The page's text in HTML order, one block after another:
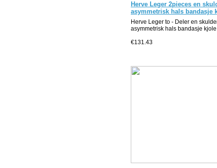
Herve Leger 2pieces en
asymmetrisk hals bandasje
Herve Leger to - Deler en
asymmetrisk hals bandasje kjole
€131.43